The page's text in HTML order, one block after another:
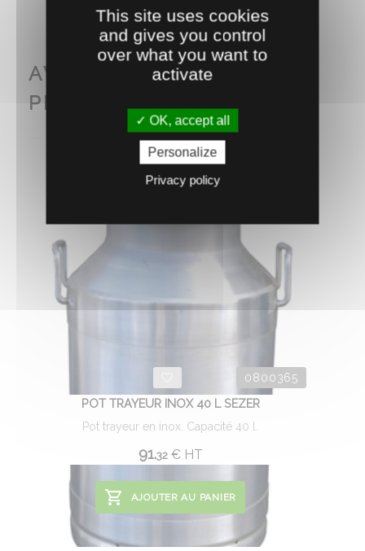
AVEC CE PRODUIT
PENSEZ AUSSI À...
0800365
POT TRAYEUR INOX 40 L SEZER
Pot trayeur en inox. Capacité 40 l.
91.32 €HT
AJOUTER AU PANIER
This site uses cookies
and gives you control
over what you want to
activate
OK, accept all
Personalize
Privacy policy